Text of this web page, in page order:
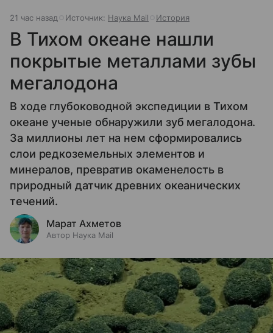
21 час назад Источник: Наука Mail История
В Тихом океане нашли
покрытые металлами зубы
мегалодона
В ходе глубоководной экспедиции в Тихом
океане ученые обнаружили зуб мегалодона.
За миллионы лет на нем сформировались
слои редкоземельных элементов и
минералов, превратив окаменелость в
природный датчик древних океанических
течений.
Марат Ахметов
Автор Наука Mail